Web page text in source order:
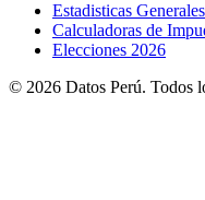
Estadisticas Generales
Calculadoras de
Elecciones 2026
© 2026 Datos Perú. Todos